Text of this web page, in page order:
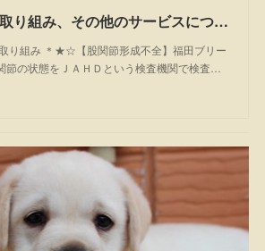
子犬の健康への取り組み、その他のサービスについて
り組み ＊★☆【股関節形成不全】福田ブリー
節の状態をＪＡＨＤという検査機関で検査…